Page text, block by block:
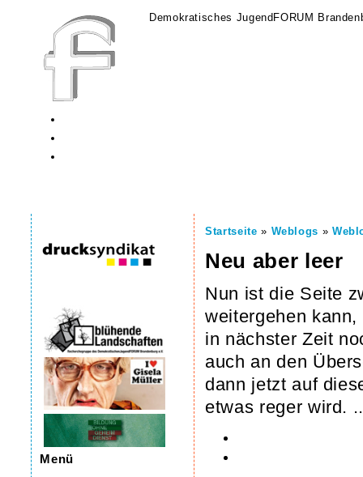
Demokratisches JugendFORUM
Menü
Startseite » Weblogs »
Neu aber leer
Nun ist die Seite
weitergehen
in nächster Zeit
auch an den
dann jetzt auf
etwas reger wird.